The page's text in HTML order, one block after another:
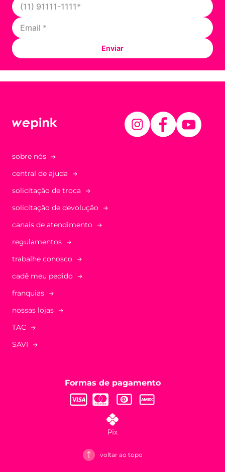
Enviar
sobre nós
central de ajuda
solicitação de troca
solicitação de devolução
canais de atendimento
regulamentos
trabalhe conosco
cadê meu pedido
franquias
nossas lojas
TAC
SAVI
Formas de pagamento
voltar ao topo